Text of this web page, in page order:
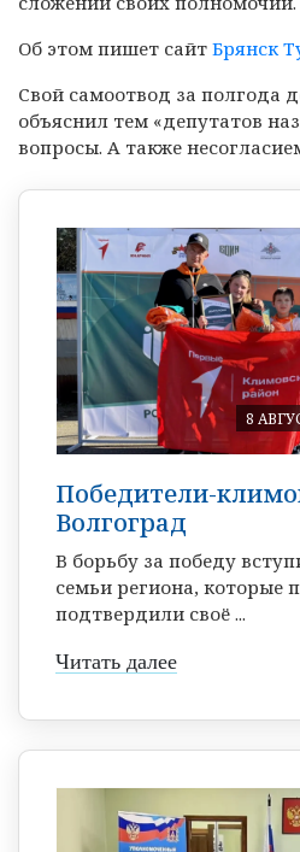
Об этом пишет сайт Брянск
Свой самоотвод за полгода
объяснил тем «депутатов
вопросы. А также
8
Победители-
Волгоград
В борьбу за победу
семьи региона, которые
подтвердили своё ...
Читать далее